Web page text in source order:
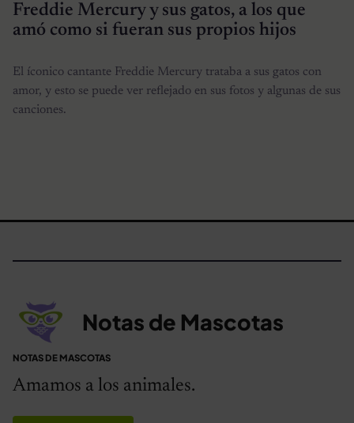
Freddie Mercury y sus gatos, a los que
amó como si fueran sus propios hijos
El íconico cantante Freddie Mercury trataba a sus gatos con
amor, y esto se puede ver reflejado en sus fotos y algunas de sus
canciones.
Notas de Mascotas
NOTAS DE MASCOTAS
Amamos a los animales.